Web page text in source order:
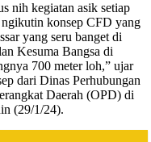
nih kegiatan asik setiap
konsep CFD yang
yang seru banget di
Kesuma Bangsa di
700 meter loh,” ujar
dari Dinas Perhubungan
Daerah (OPD) di
(29/1/24).